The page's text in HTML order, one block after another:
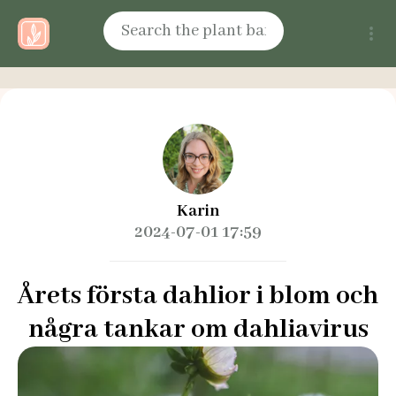
Karin
2024-07-01 17:59
Årets första dahlior i blom och
några tankar om dahliavirus